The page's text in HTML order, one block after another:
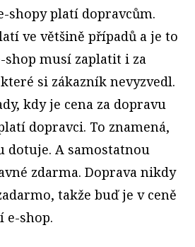
shopy platí dopravcům.
ve většině případů a je to
shop musí zaplatit i za
si zákazník nevyzvedl.
kdy je cena za dopravu
dopravci. To znamená,
dotuje. A samostatnou
zdarma. Doprava nikdy
takže buď je v ceně
e-shop.